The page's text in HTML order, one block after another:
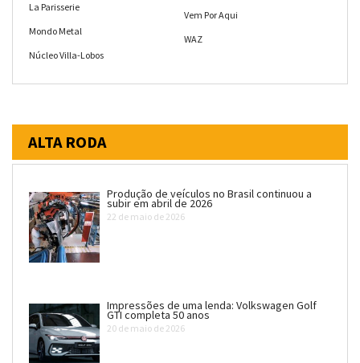
La Parisserie
Mondo Metal
Núcleo Villa-Lobos
Vem Por Aqui
WAZ
ALTA RODA
Produção de veículos no Brasil continuou a
subir em abril de 2026
22 de maio de 2026
Impressões de uma lenda: Volkswagen Golf
GTI completa 50 anos
20 de maio de 2026